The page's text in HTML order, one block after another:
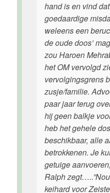
hand is en vind
goedaardige
weleens een
de oude doos’
zou Haroen
het OM vervolgd
vervolgingsgrens
zusje/familie.
paar jaar terug
hij geen balkje
heb het gehele
beschikbaar, alle
betrokkenen. Je
getuige
Ralph
keihard voor